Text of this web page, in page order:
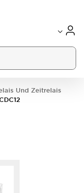
Und Zeitrelais